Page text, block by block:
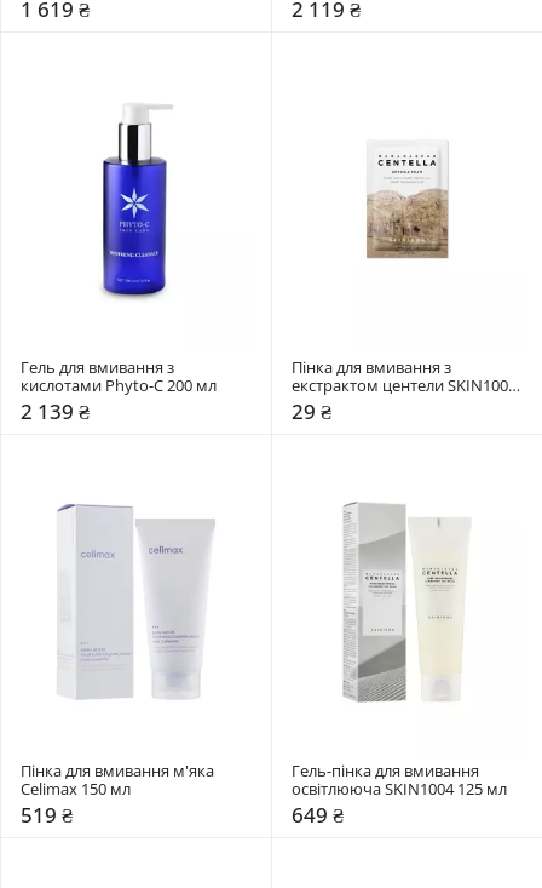
1 619 ₴ 2 119 ₴
Гель для вмивання з
кислотами Phyto-C 200 мл
2 139 ₴
Пінка для вмивання з
екстрактом центели SKIN1004
1,5 мл
29 ₴
Пінка для вмивання м'яка
Celimax 150 мл
519 ₴
Гель-пінка для вмивання
освітлююча SKIN1004 125 мл
649 ₴